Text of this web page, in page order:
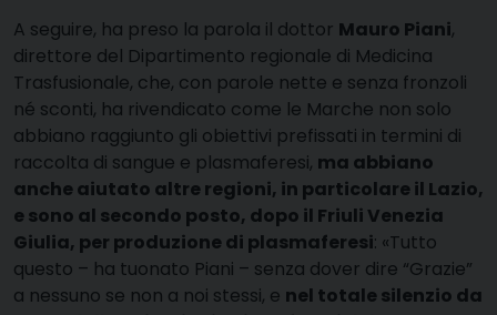
A seguire, ha preso la parola il dottor Mauro Piani,
direttore del Dipartimento regionale di Medicina
Trasfusionale, che, con parole nette e senza fronzoli
né sconti, ha rivendicato come le Marche non solo
abbiano raggiunto gli obiettivi prefissati in termini di
raccolta di sangue e plasmaferesi, ma abbiano
anche aiutato altre regioni, in particolare il Lazio,
e sono al secondo posto, dopo il Friuli Venezia
Giulia, per produzione di plasmaferesi: «Tutto
questo – ha tuonato Piani – senza dover dire “Grazie”
a nessuno se non a noi stessi, e nel totale silenzio da